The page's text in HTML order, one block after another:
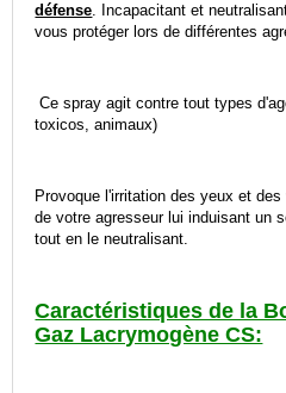
défense. Incapacitant et
vous protéger lors de différentes
Ce spray agit contre tout types
toxicos, animaux)
Provoque l'irritation des yeux et
de votre agresseur lui induisantun
tout en le neutralisant.
Caractéristiques de la
Gaz Lacrymogène CS: